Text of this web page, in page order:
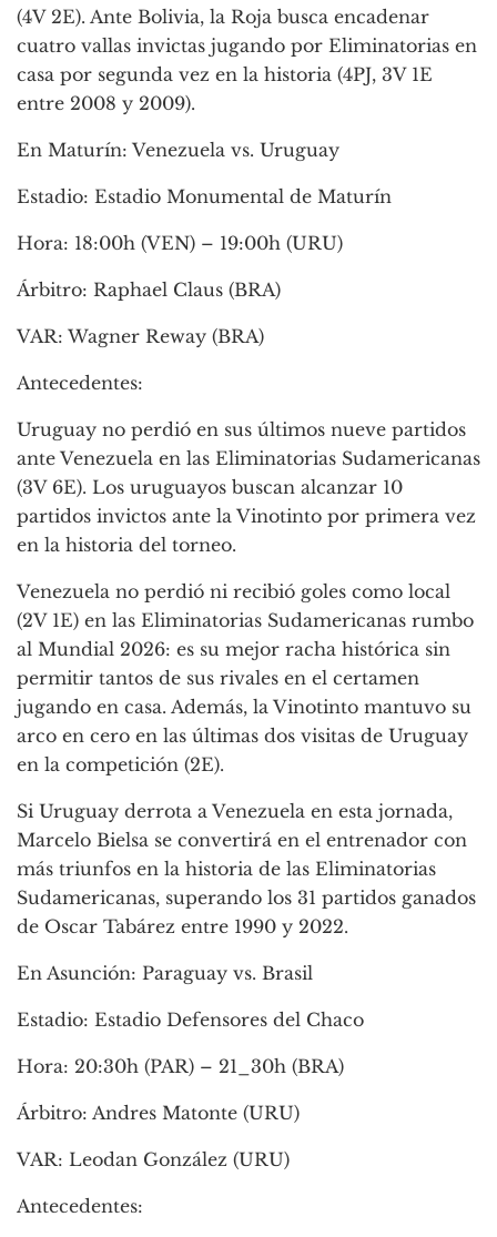
(4V 2E). Ante Bolivia, la Roja busca encadenar
cuatro vallas invictas jugando por Eliminatorias en
casa por segunda vez en la historia (4PJ, 3V 1E
entre 2008 y 2009).
En Maturín: Venezuela vs. Uruguay
Estadio: Estadio Monumental de Maturín
Hora: 18:00h (VEN) – 19:00h (URU)
Árbitro: Raphael Claus (BRA)
VAR: Wagner Reway (BRA)
Antecedentes:
Uruguay no perdió en sus últimos nueve partidos
ante Venezuela en las Eliminatorias Sudamericanas
(3V 6E). Los uruguayos buscan alcanzar 10
partidos invictos ante la Vinotinto por primera vez
en la historia del torneo.
Venezuela no perdió ni recibió goles como local
(2V 1E) en las Eliminatorias Sudamericanas rumbo
al Mundial 2026: es su mejor racha histórica sin
permitir tantos de sus rivales en el certamen
jugando en casa. Además, la Vinotinto mantuvo su
arco en cero en las últimas dos visitas de Uruguay
en la competición (2E).
Si Uruguay derrota a Venezuela en esta jornada,
Marcelo Bielsa se convertirá en el entrenador con
más triunfos en la historia de las Eliminatorias
Sudamericanas, superando los 31 partidos ganados
de Oscar Tabárez entre 1990 y 2022.
En Asunción: Paraguay vs. Brasil
Estadio: Estadio Defensores del Chaco
Hora: 20:30h (PAR) – 21_30h (BRA)
Árbitro: Andres Matonte (URU)
VAR: Leodan González (URU)
Antecedentes: